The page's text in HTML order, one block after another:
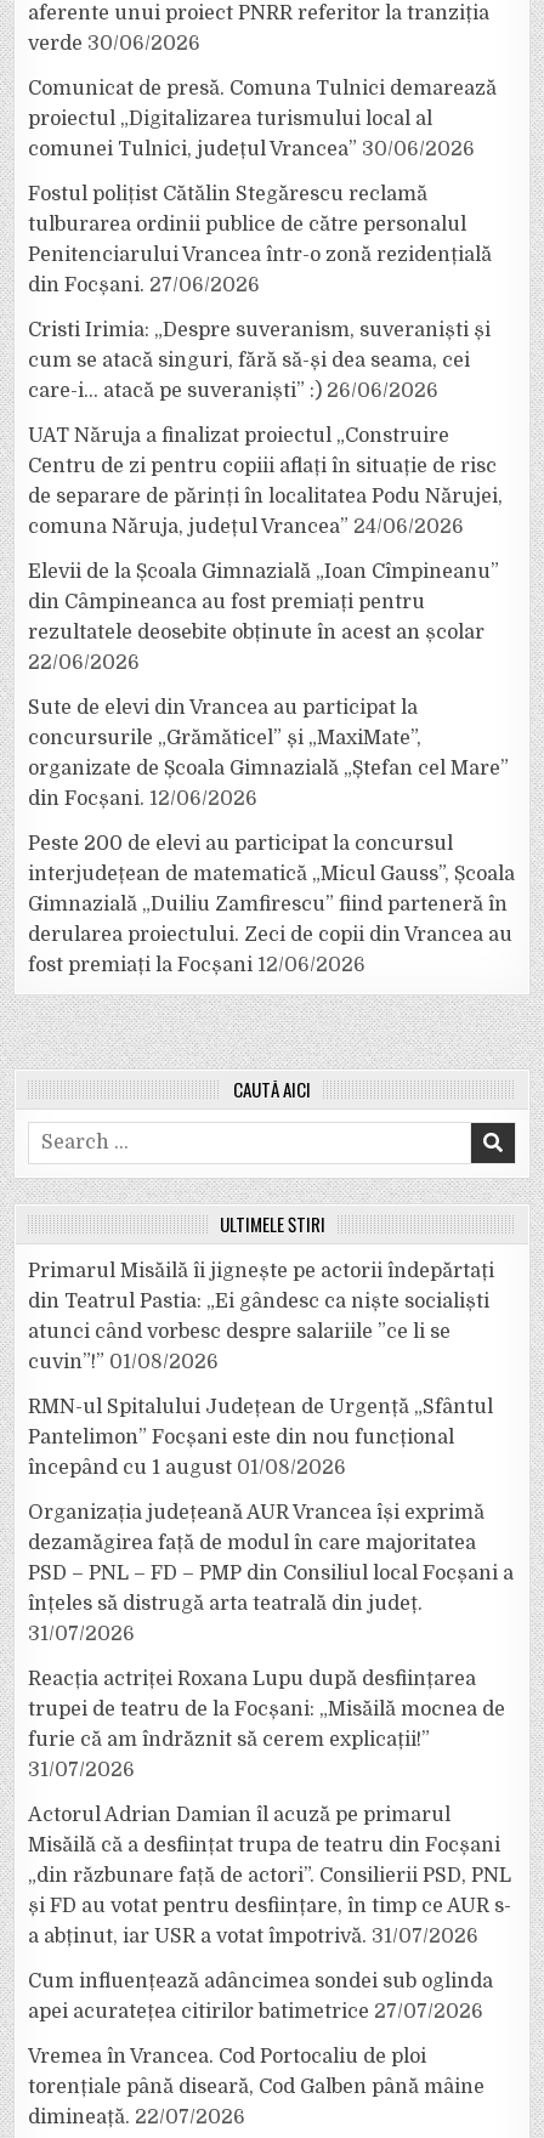
aferente unui proiect PNRR referitor la tranziția
verde 30/06/2026
Comunicat de presă. Comuna Tulnici demarează
proiectul „Digitalizarea turismului local al
comunei Tulnici, județul Vrancea” 30/06/2026
Fostul polițist Cătălin Stegărescu reclamă
tulburarea ordinii publice de către personalul
Penitenciarului Vrancea într-o zonă rezidențială
din Focșani. 27/06/2026
Cristi Irimia: „Despre suveranism, suveraniști și
cum se atacă singuri, fără să-și dea seama, cei
care-i… atacă pe suveraniști” :) 26/06/2026
UAT Năruja a finalizat proiectul „Construire
Centru de zi pentru copiii aflați în situație de risc
de separare de părinți în localitatea Podu Nărujei,
comuna Năruja, județul Vrancea” 24/06/2026
Elevii de la Școala Gimnazială „Ioan Cîmpineanu”
din Câmpineanca au fost premiați pentru
rezultatele deosebite obținute în acest an școlar
22/06/2026
Sute de elevi din Vrancea au participat la
concursurile „Grămăticel” și „MaxiMate”,
organizate de Școala Gimnazială „Ștefan cel Mare”
din Focșani. 12/06/2026
Peste 200 de elevi au participat la concursul
interjudețean de matematică „Micul Gauss”, Școala
Gimnazială „Duiliu Zamfirescu” fiind parteneră în
derularea proiectului. Zeci de copii din Vrancea au
fost premiați la Focșani 12/06/2026
CAUTĂ AICI
Search
for:
ULTIMELE ȘTIRI
Primarul Misăilă îi jignește pe actorii îndepărtați
din Teatrul Pastia: „Ei gândesc ca niște socialiști
atunci când vorbesc despre salariile ”ce li se
cuvin”!” 01/08/2026
RMN-ul Spitalului Județean de Urgență „Sfântul
Pantelimon” Focșani este din nou funcțional
începând cu 1 august 01/08/2026
Organizația județeană AUR Vrancea își exprimă
dezamăgirea față de modul în care majoritatea
PSD – PNL – FD – PMP din Consiliul local Focșani a
înțeles să distrugă arta teatrală din județ.
31/07/2026
Reacția actriței Roxana Lupu după desființarea
trupei de teatru de la Focșani: „Misăilă mocnea de
furie că am îndrăznit să cerem explicații!”
31/07/2026
Actorul Adrian Damian îl acuză pe primarul
Misăilă că a desființat trupa de teatru din Focșani
„din răzbunare față de actori”. Consilierii PSD, PNL
și FD au votat pentru desființare, în timp ce AUR s-
a abținut, iar USR a votat împotrivă. 31/07/2026
Cum influențează adâncimea sondei sub oglinda
apei acuratețea citirilor batimetrice 27/07/2026
Vremea în Vrancea. Cod Portocaliu de ploi
torențiale până diseară, Cod Galben până mâine
dimineață. 22/07/2026